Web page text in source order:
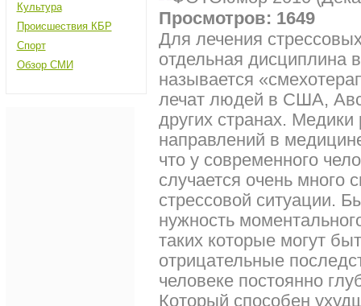
Культура
Происшествия КБР
Спорт
Обзор СМИ
Просмотров: 1649
Для лечения
отдельная дисциплина
называется
лечат людей в США,
других странах.
направлений в
что у современного
случается очень много
стрессовой ситуации.
нужность
таких которые могут
отрицательные
человеке постоянно
Который способен